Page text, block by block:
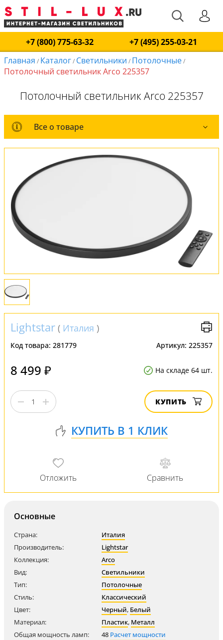
+7 (800) 775-63-32
+7 (495) 255-03-21
Главная / Каталог/ Светильники / Потолочные/
Потолочный светильник Arco 225357
Потолочный светильник Arco 225357
Все о товаре
Все о товаре
Комплект лампочек
Обмен и возврат
Lightstar ( Италия )
Код товара: 281779 Артикул: 225357
8 499 ₽ На складе 64 шт.
КУПИТЬ
Основные
Страна:
Италия
Производитель:
Lightstar
Коллекция:
Arco
Вид:
Светильники
Тип:
Потолочные
Стиль:
Классический
Цвет:
Черный, Белый
Материал:
Пластик, Металл
Общая мощность ламп:
48 Расчет мощности